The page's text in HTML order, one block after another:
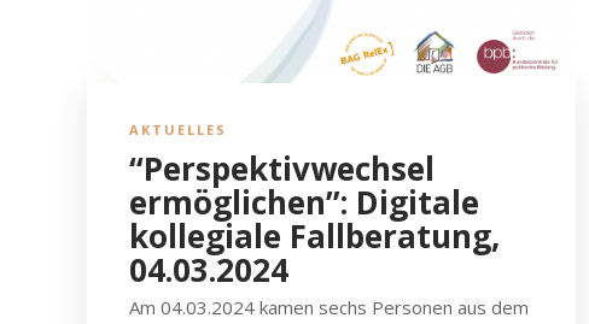
AKTUELLES
“Perspektivwechsel
ermöglichen”: Digitale
kollegiale Fallberatung,
04.03.2024
Am 04.03.2024 kamen sechs Personen aus dem